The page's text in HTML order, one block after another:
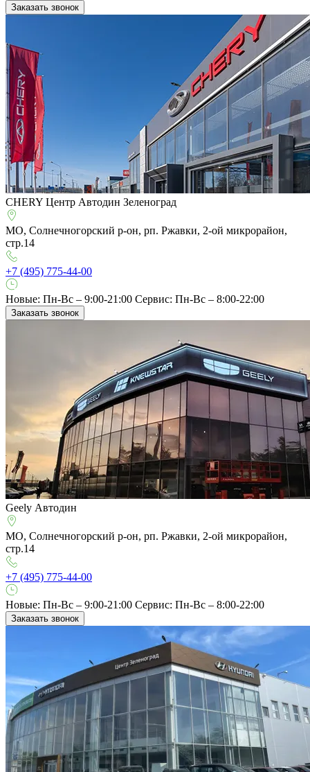
Заказать звонок
CHERY Центр Автодин Зеленоград
МО, Солнечногорский р-он, рп. Ржавки, 2-ой микрорайон,
стр.14
+7 (495) 775-44-00
Новые: Пн-Вс – 9:00-21:00 Сервис: Пн-Вс – 8:00-22:00
Заказать звонок
Geely Автодин
МО, Солнечногорский р-он, рп. Ржавки, 2-ой микрорайон,
стр.14
+7 (495) 775-44-00
Новые: Пн-Вс – 9:00-21:00 Сервис: Пн-Вс – 8:00-22:00
Заказать звонок